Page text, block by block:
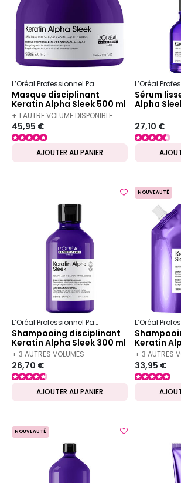
L’Oréal Professionnel Paris Serie Expert
Masque disciplinant
Keratin Alpha Sleek 500 ml
+ 1 AUTRE VOLUME DISPONIBLE
45,95 €
AJOUTER AU PANIER
Sérum
Alpha
27,10 €
L’Oréal Professionnel Paris Serie Expert
Shampooing disciplinant
Keratin Alpha Sleek 300 ml
+ 3 AUTRES VOLUMES
DISPONIBLES
26,70 €
AJOUTER AU PANIER
NOUVEAUTÉ
Keratin
recharge
+ 3 AUTRES
DISPONIBLES
33,95 €
NOUVEAUTÉ